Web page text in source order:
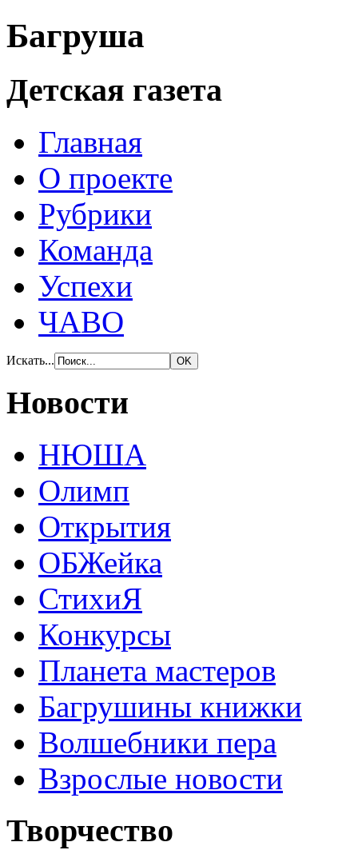
Багруша
Детская газета
Главная
О проекте
Рубрики
Команда
Успехи
ЧАВО
Искать...
Новости
НЮША
Олимп
Открытия
ОБЖейка
СтихиЯ
Конкурсы
Планета мастеров
Багрушины книжки
Волшебники пера
Взрослые новости
Творчество